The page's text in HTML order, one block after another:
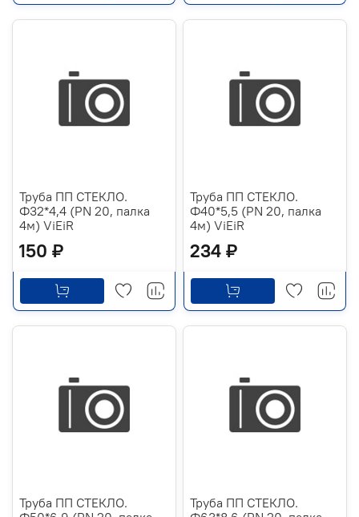
Труба ПП СТЕКЛО.
Ф32*4,4 (PN 20, палка
4м) ViEiR
150 ₽
Труба ПП СТЕКЛО.
Ф40*5,5 (PN 20, палка
4м) ViEiR
234 ₽
Труба ПП СТЕКЛО.
Труба ПП СТЕКЛО.